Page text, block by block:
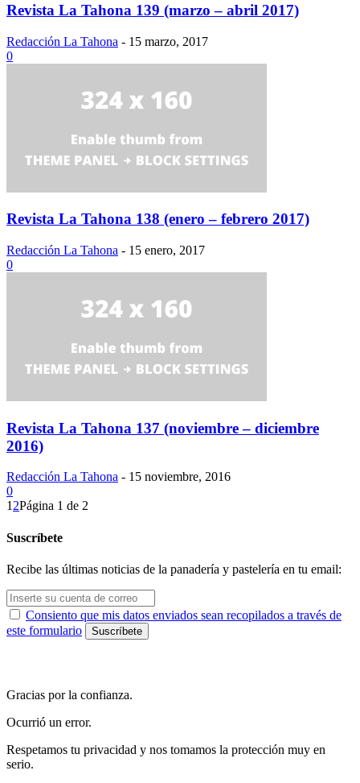
Revista La Tahona 139 (marzo – abril 2017)
Redacción La Tahona - 15 marzo, 2017
0
Revista La Tahona 138 (enero – febrero 2017)
Redacción La Tahona - 15 enero, 2017
0
Revista La Tahona 137 (noviembre – diciembre
2016)
Redacción La Tahona - 15 noviembre, 2016
0
12Página 1 de 2
Suscríbete
Recibe las últimas noticias de la panadería y pastelería en tu email:
Consiento que mis datos enviados sean recopilados a través de
este formulario
Gracias por la confianza.
Ocurrió un error.
Respetamos tu privacidad y nos tomamos la protección muy en
serio.